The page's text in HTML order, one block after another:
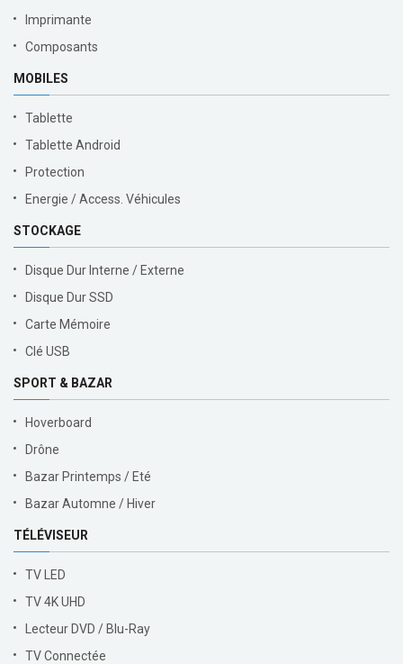
Imprimante
Composants
MOBILES
Tablette
Tablette Android
Protection
Energie / Access. Véhicules
STOCKAGE
Disque Dur Interne / Externe
Disque Dur SSD
Carte Mémoire
Clé USB
SPORT & BAZAR
Hoverboard
Drône
Bazar Printemps / Eté
Bazar Automne / Hiver
TÉLÉVISEUR
TV LED
TV 4K UHD
Lecteur DVD / Blu-Ray
TV Connectée